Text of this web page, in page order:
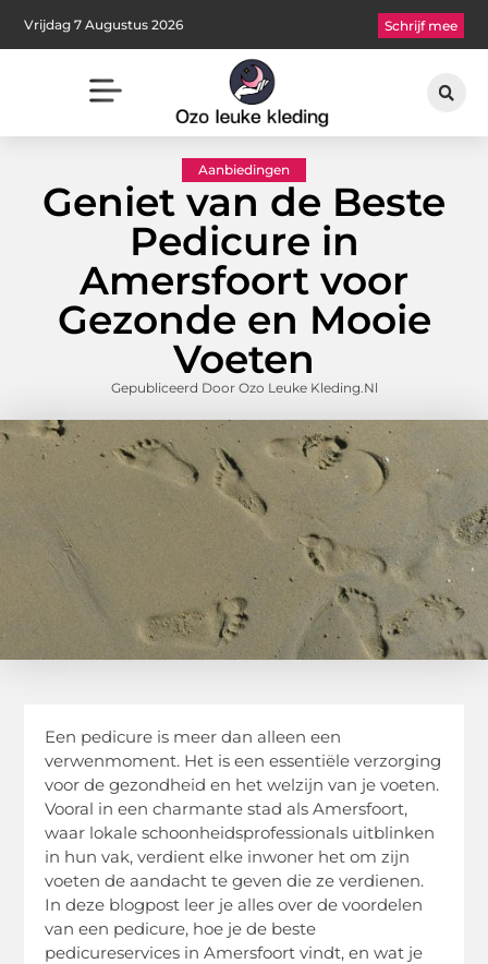
Vrijdag 7 Augustus 2026 Schrijf mee
Aanbiedingen
Geniet van de Beste
Pedicure in
Amersfoort voor
Gezonde en Mooie
Voeten
Gepubliceerd Door Ozo Leuke Kleding.nl
Een pedicure is meer dan alleen een
verwenmoment. Het is een essentiële verzorging
voor de gezondheid en het welzijn van je voeten.
Vooral in een charmante stad als Amersfoort,
waar lokale schoonheidsprofessionals uitblinken
in hun vak, verdient elke inwoner het om zijn
voeten de aandacht te geven die ze verdienen.
In deze blogpost leer je alles over de voordelen
van een pedicure, hoe je de beste
pedicureservices in Amersfoort vindt, en wat je